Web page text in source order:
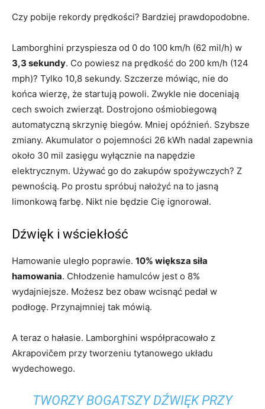
Czy pobije rekordy prędkości? Bardziej prawdopodobne.
Lamborghini przyspiesza od 0 do 100 km/h (62 mil/h) w
3,3 sekundy. Co powiesz na prędkość do 200 km/h (124
mph)? Tylko 10,8 sekundy. Szczerze mówiąc, nie do
końca wierzę, że startują powoli. Zwykle nie doceniają
cech swoich zwierząt. Dostrojono ośmiobiegową
automatyczną skrzynię biegów. Mniej opóźnień. Szybsze
zmiany. Akumulator o pojemności 26 kWh nadal zapewnia
około 30 mil zasięgu wyłącznie na napędzie
elektrycznym. Używać go do zakupów spożywczych? Z
pewnością. Po prostu spróbuj nałożyć na to jasną
limonkową farbę. Nikt nie będzie Cię ignorował.
Dźwięk i wściekłość
Hamowanie uległo poprawie. 10% większa siła
hamowania. Chłodzenie hamulców jest o 8%
wydajniejsze. Możesz bez obaw wcisnąć pedał w
podłogę. Przynajmniej tak mówią.
A teraz o hałasie. Lamborghini współpracowało z
Akrapovičem przy tworzeniu tytanowego układu
wydechowego.
TWORZY BOGATSZY DŹWIĘK PRZY